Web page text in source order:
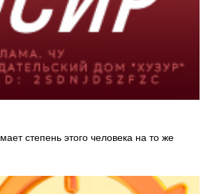
степень этого человека на то же